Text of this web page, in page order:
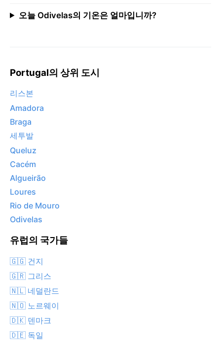
오늘 Odivelas의 기온은 얼마입니까?
Portugal의 상위 도시
리스본
Amadora
Braga
세투발
Queluz
Cacém
Algueirão
Loures
Rio de Mouro
Odivelas
유럽의 국가들
🇬🇬 건지
🇬🇷 그리스
🇳🇱 네덜란드
🇳🇴 노르웨이
🇩🇰 덴마크
🇩🇪 독일